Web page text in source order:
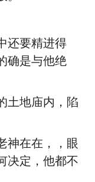
还要精进得
确是与他绝
土地庙内，陷
神在在，，眼
决定，他都不